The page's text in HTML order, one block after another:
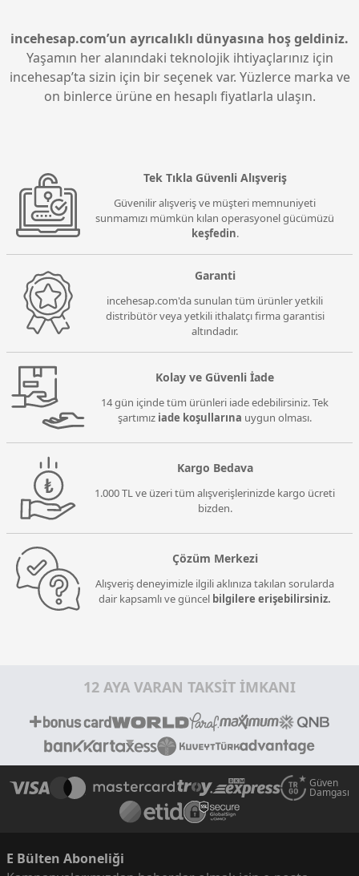
incehesap.com’un ayrıcalıklı dünyasına hoş geldiniz.
Yaşamın her alanındaki teknolojik ihtiyaçlarınız için
incehesap’ta sizin için bir seçenek var. Yüzlerce marka ve
on binlerce ürüne en hesaplı fiyatlarla ulaşın.
Tek Tıkla Güvenli Alışveriş
Güvenilir alışveriş ve müşteri memnuniyeti
sunmamızı mümkün kılan operasyonel gücümüzü
keşfedin.
Garanti
incehesap.com'da sunulan tüm ürünler yetkili
distribütör veya yetkili ithalatçı firma garantisi
altındadır.
Kolay ve Güvenli İade
14 gün içinde tüm ürünleri iade edebilirsiniz. Tek
şartımız iade koşullarına uygun olması.
Kargo Bedava
1.000 TL ve üzeri tüm alışverişlerinizde kargo ücreti
bizden.
Çözüm Merkezi
Alışveriş deneyimizle ilgili aklınıza takılan sorularda
dair kapsamlı ve güncel bilgilere erişebilirsiniz.
12 AYA VARAN TAKSİT İMKANI
Güven
Damgası
E Bülten Aboneliği